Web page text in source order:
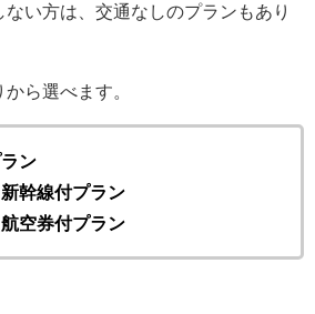
ない方は、交通なしのプランもあり
ら選べます。
ン
幹線付プラン
空券付プラン